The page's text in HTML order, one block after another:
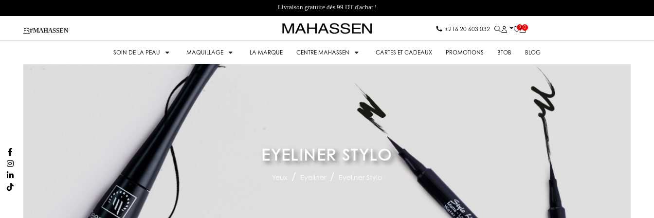
Livraison gratuite dès 99 DT d'achat !
FR#MAHASSEN +216 20 603 032 0 0
SOIN DE LA PEAU MAQUILLAGE LA MARQUE CENTRE MAHASSEN CARTES ET CADEAUX PROMOTIONS BTOB BLOG
EYELINER STYLO
Yeux Eyeliner Eyeliner Stylo